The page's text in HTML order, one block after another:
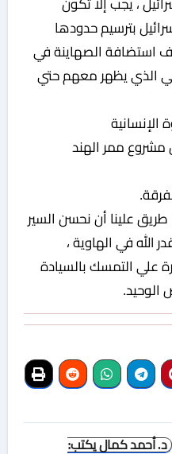
، يجب إلا تكون
بترسيم حدودها
استضافة الصهاينة في
الذي يظهر معهم حتي
الإنسانية
مشروع ممر الهند
طريق علينا أن نحسن السير
الله في الهاوية ،
علي التمسك بالسيادة
الوحيد.
د. أحمد كمال يكتب: